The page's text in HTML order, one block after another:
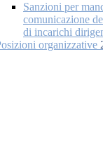
Sanzioni per
comunicazione
di incarichi
organizzative